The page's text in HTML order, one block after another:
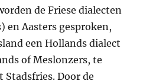
de Friese dialecten
en Aasters gesproken,
een Hollands dialect
of Meslonzers, te
Door de